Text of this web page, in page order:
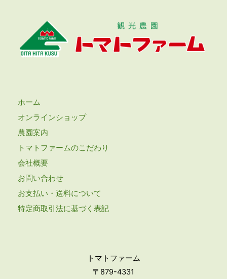
ホーム
オンラインショップ
農園案内
トマトファームのこだわり
会社概要
お問い合わせ
お支払い・送料について
特定商取引法に基づく表記
トマトファーム
〒879-4331